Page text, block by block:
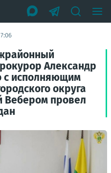
Александр
с исполняющим
округа
Вебером провел